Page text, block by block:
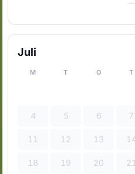
—
Juli
M T O T
4 5 6 7
11 12 13
18 19 20 21